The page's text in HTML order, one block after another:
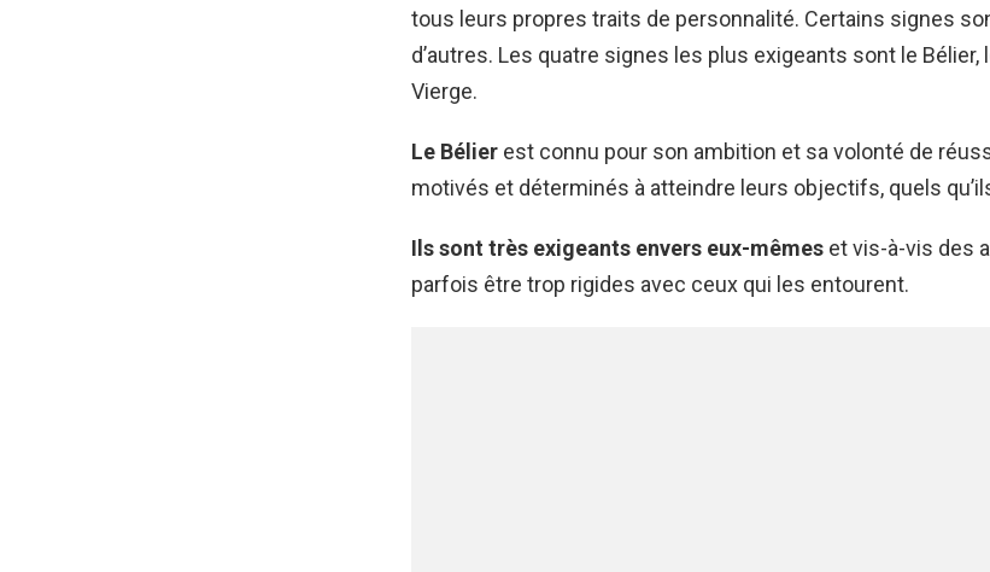
tous leurs propres traits de personnalité. Certains signes
d’autres. Les quatre signes les plus exigeants sont le Bélier,
Vierge.
Le Bélier est connu pour son ambition et sa volonté de
motivés et déterminés à atteindre leurs objectifs, quels
Ils sont très exigeants envers eux-mêmes et vis-à-vis des
parfois être trop rigides avec ceux qui les entourent.